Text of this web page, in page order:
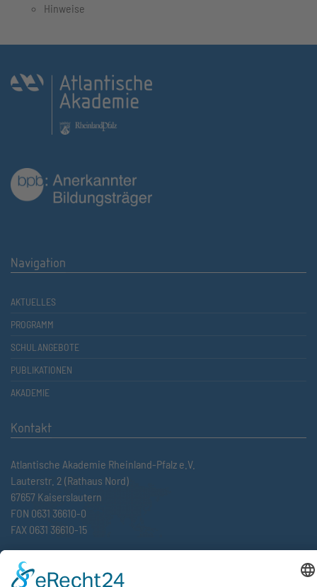
Hinweise
Navigation
AKTUELLES
PROGRAMM
SCHULANGEBOTE
PUBLIKATIONEN
AKADEMIE
Kontakt
Atlantische Akademie Rheinland-Pfalz e.V.
Lauterstr. 2 (Rathaus Nord)
67657 Kaiserslautern
FON 0631 36610-0
FAX 0631 36610-15